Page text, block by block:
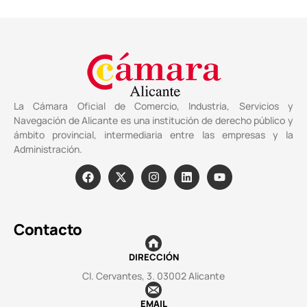
La Cámara Oficial de Comercio, Industria, Servicios y
Navegación de Alicante es una institución de derecho público y
ámbito provincial, intermediaria entre las empresas y la
Administración.
Contacto
DIRECCIÓN
Cl. Cervantes, 3. 03002 Alicante
EMAIL